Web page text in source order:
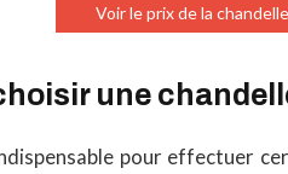
Voir le prix de la
une
pour effectuer